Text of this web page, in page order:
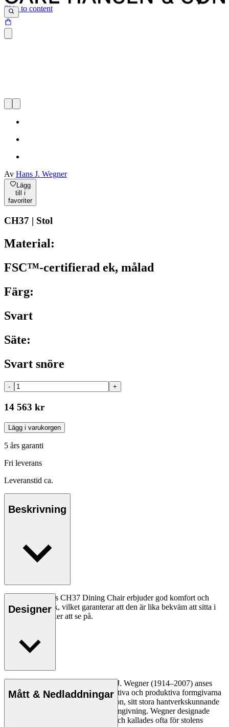
Skip to content
Av Hans J. Wegner
Lägg
till i
favoriter
CH37 | Stol
Material:
FSC™-certifierad ek, målad
Färg:
Svart
Säte:
Svart snöre
- +
14 563 kr
Lägg i varukorgen
5 års garanti
Fri leverans
Leveranstid ca.
Beskrivning
Hans J. Wegners CH37 Dining Chair erbjuder god komfort och
gediget hantverk, vilket garanterar att den är lika bekväm att sitta i
som den är vacker att se på.
Designer
Den danske möbeldesignern Hans J. Wegner (1914–2007) anses
vara en av de mest kreativa, innovativa och produktiva formgivarna
genom tiderna, känd för sin precision, sitt stora hantverkskunnande
och sin kompromisslösa syn på formgivning. Wegner designade
nästan 500 stolar under sin livstid och kallades ofta för stolens
Mått & Nedladdningar